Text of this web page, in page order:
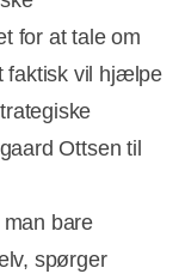
for at tale om
faktisk vil hjælpe
Ottsen til
bare
spørger